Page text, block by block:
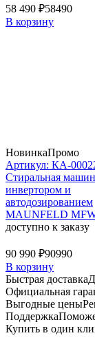
58 490 ₽58490
В корзину
НовинкаПромо
Артикул: КА-
Стиральная
инвертором и
автодозированием
MAUNFELD
доступно к заказу
90 990 ₽90990
В корзину
Быстрая доставка
Официальная
Выгодные цены
Поддержка
Купить в один